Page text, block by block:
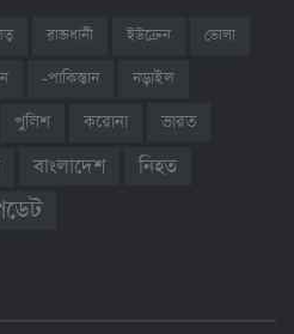
রাজধানী ইউক্রেন
ভোলা
-পাকিস্তান নড়াইল
পুলিশ করোনা
ভারত
বাংলাদেশ নিহত